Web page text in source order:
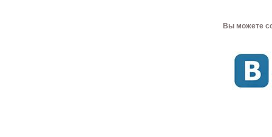
Вы можете